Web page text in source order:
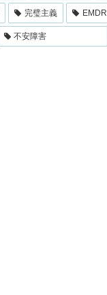
完璧主義 EMDR
不安障害